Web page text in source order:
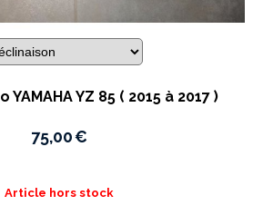
YZ 85 ( 2015 à 2017 )
75,00€
Article hors stock